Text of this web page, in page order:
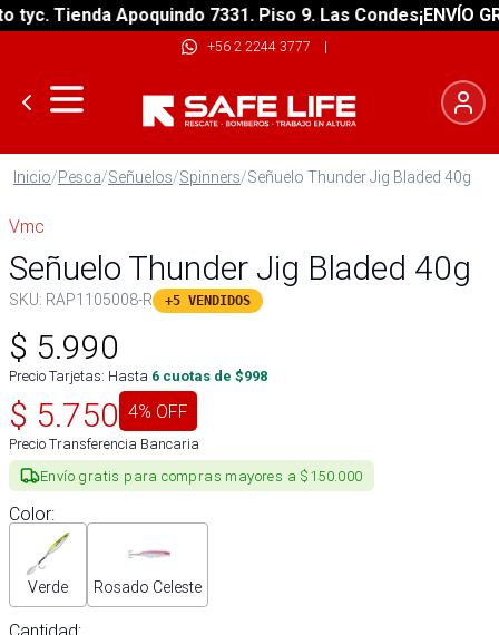
Tienda Apoquindo 7331. Piso 9. Las Condes¡ENVÍO
+56 2 2244 3777 |
Inicio/Pesca/Señuelos/Spinners/Señuelo Thunder Jig Bladed 40g
Vmc
Señuelo Thunder Jig Bladed 40g
SKU: RAP1105008-R +5 VENDIDOS
$ 5.990
Precio Tarjetas: Hasta 6 cuotas de $998
$ 5.750 4% OFF
Precio Transferencia Bancaria
Envío gratis para compras mayores a $150.000
Color:
Verde Rosado Celeste
Cantidad: